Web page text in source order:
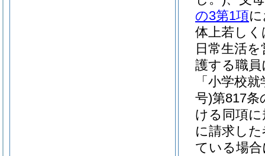
の3第1項
体上若し
日常生活
護する職
「小学校
号)第817条
ける同項
に請求した
ている場